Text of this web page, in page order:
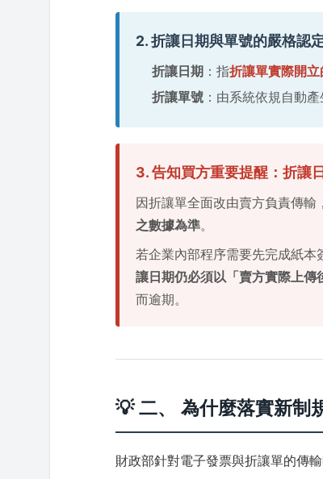
2. 折讓日期與單號的嚴格認
折讓日期 ：指折讓單實際開
折讓單號 ：由系統依規自動
3. 告知買方重要提醒：折讓
因折讓單全面改由賣方負責傳
之數據為準。
若企業內部程序需要先完成紙
讓日期仍必須以「賣方實際上傳
而逾期。
💡 二、 為什麼落實新制
財政部針對電子發票與折讓單的傳